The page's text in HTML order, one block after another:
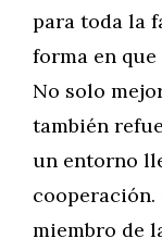
para toda la
forma en
No solo
también
un entorno
cooperación.
miembro de